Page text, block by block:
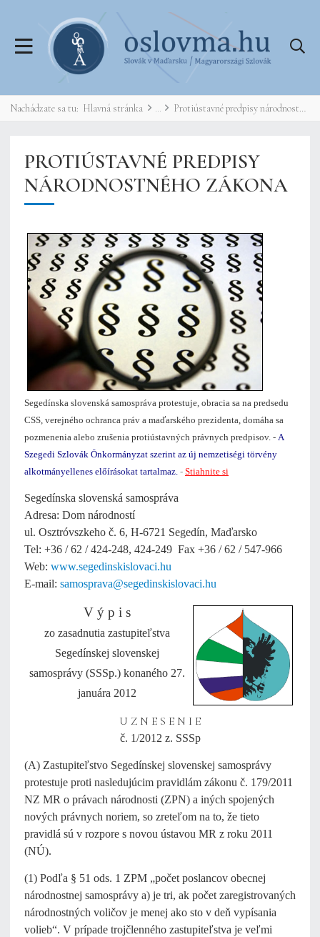
Nachádzate sa tu: Hlavná stránka Protiústavné predpisy národnostného zákona
PROTIÚSTAVNÉ PREDPISY
NÁRODNOSTNÉHO ZÁKONA
Segedínska slovenská samospráva protestuje, obracia sa na predsedu
CSS, verejného ochranca práv a maďarského prezidenta, domáha sa
pozmenenia alebo zrušenia protiústavných právnych predpisov. - A
Szegedi Szlovák Önkormányzat szerint az új nemzetiségi törvény
alkotmányellenes előírásokat tartalmaz. - Stiahnite si
Segedínska slovenská samospráva
Adresa: Dom národností
ul. Osztróvszkeho č. 6, H-6721 Segedín, Maďarsko
Tel: +36 / 62 / 424-248, 424-249 Fax +36 / 62 / 547-966
Web: www.segedinskislovaci.hu
E-mail: samosprava@segedinskislovaci.hu
V ý p i s
zo zasadnutia zastupiteľstva
Segedínskej slovenskej
samosprávy (SSSp.) konaného 27.
januára 2012
U Z N E S E N I E
č. 1/2012 z. SSSp
(A) Zastupiteľstvo Segedínskej slovenskej samosprávy
protestuje proti nasledujúcim pravidlám zákonu č. 179/2011
NZ MR o právach národnosti (ZPN) a iných spojených
nových právnych noriem, so zreteľom na to, že tieto
pravidlá sú v rozpore s novou ústavou MR z roku 2011
(NÚ).
(1) Podľa § 51 ods. 1 ZPM „počet poslancov obecnej
národnostnej samosprávy a) je tri, ak počet zaregistrovaných
národnostných voličov je menej ako sto v deň vypísania
volieb“. V prípade trojčlenného zastupiteľstva je veľmi